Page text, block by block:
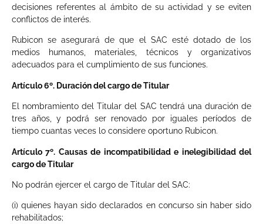
decisiones referentes al ámbito de su actividad y se eviten
conflictos de interés.
Rubicon se asegurará de que el SAC esté dotado de los
medios humanos, materiales, técnicos y organizativos
adecuados para el cumplimiento de sus funciones.
Artículo 6º. Duración del cargo de Titular
El nombramiento del Titular del SAC tendrá una duración de
tres años, y podrá ser renovado por iguales períodos de
tiempo cuantas veces lo considere oportuno Rubicon.
Artículo 7º. Causas de incompatibilidad e inelegibilidad del
cargo de Titular
No podrán ejercer el cargo de Titular del SAC:
(i) quienes hayan sido declarados en concurso sin haber sido
rehabilitados;